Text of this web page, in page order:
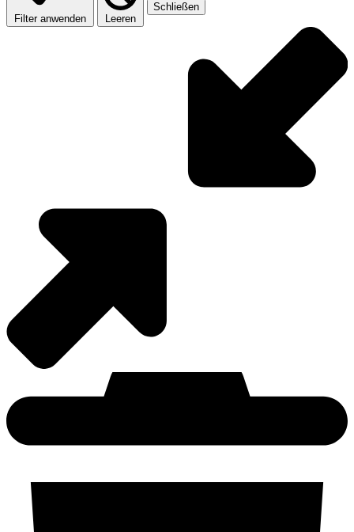
Filter anwenden Leeren
Schließen